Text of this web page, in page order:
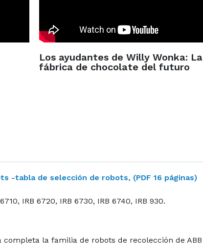
Los ayudantes de Willy Wonka: La
fábrica de chocolate del futuro
-tabla de selección de robots, (PDF 16 páginas)
IRB 6720, IRB 6730, IRB 6740, IRB 930.
la familia de robots de recolección de ABB